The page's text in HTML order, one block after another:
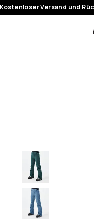
Kostenloser Versand und